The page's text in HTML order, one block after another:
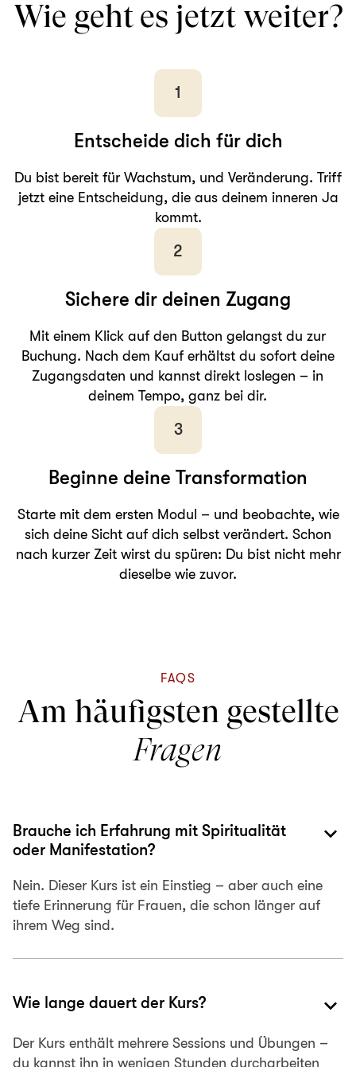
Wie geht es jetzt weiter?
1
Entscheide dich für dich
Du bist bereit für Wachstum, und Veränderung. Triff
jetzt eine Entscheidung, die aus deinem inneren Ja
kommt.
2
Sichere dir deinen Zugang
Mit einem Klick auf den Button gelangst du zur
Buchung. Nach dem Kauf erhältst du sofort deine
Zugangsdaten und kannst direkt loslegen – in
deinem Tempo, ganz bei dir.
3
Beginne deine Transformation
Starte mit dem ersten Modul – und beobachte, wie
sich deine Sicht auf dich selbst verändert. Schon
nach kurzer Zeit wirst du spüren: Du bist nicht mehr
dieselbe wie zuvor.
FAQS
Am häufigsten gestellte
Fragen
Brauche ich Erfahrung mit Spiritualität
oder Manifestation?
keyboard_arrow_down
Nein. Dieser Kurs ist ein Einstieg – aber auch eine
tiefe Erinnerung für Frauen, die schon länger auf
ihrem Weg sind.
Wie lange dauert der Kurs? keyboard_arrow_down
Der Kurs enthält mehrere Sessions und Übungen –
du kannst ihn in wenigen Stunden durcharbeiten